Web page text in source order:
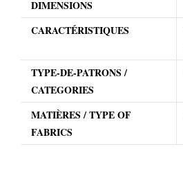
DIMENSIONS
CARACTÉRISTIQUES
TYPE-DE-PATRONS /
CATEGORIES
MATIÈRES / TYPE OF
FABRICS